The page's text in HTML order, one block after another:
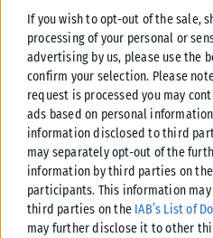
If you wish to opt-out of the sale,
processing of your personal or
advertising by us, please use the
confirm your selection. Please
request is processed you may
ads based on personal
information disclosed to third
may separately opt-out of the
information by third parties on
participants. This information
third parties on the IAB’s List of
may further disclose it to other
ΕΛΛΆΔΑ
Υπουργείο Κλιματικής Κρίσης:
αρωγή προς τους
Σε εξέλιξη βρίσκονται οι
που επλήγησαν από τις πρόσφατες
ΑΝΑΡΤΉΘΗΚΕ ΑΠΌ KARFITSANEWS 02/08/2026